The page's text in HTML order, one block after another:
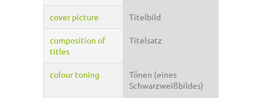
cover picture Titelbild
composition of
titles
Titelsatz
colour toning
Tönen (eines
Schwarzweißbildes)